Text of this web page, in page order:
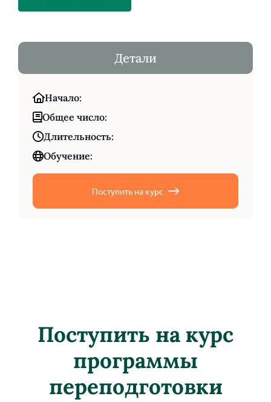
Детали
Начало:
Общее число:
Длительность:
Обучение:
Поступить на курс
Поступить на курс
программы
переподготовки